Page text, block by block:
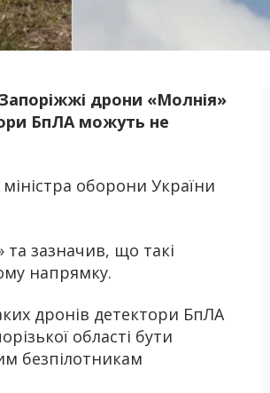
дрони «Молнія»
БпЛА можуть не
міністра оборони України
та зазначив, що такі
напрямку.
дронів детектори БпЛА
області бути
безпілотникам